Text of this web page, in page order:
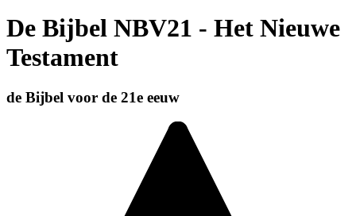
De Bijbel NBV21 - Het Nieuwe
Testament
de Bijbel voor de 21e eeuw